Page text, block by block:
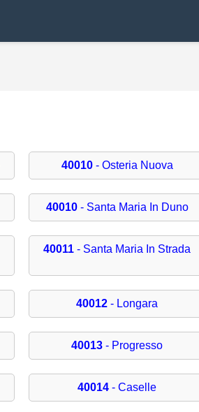
40010- Osteria Nuova
40010- Santa Maria In Duno
40011 - Santa Maria In Strada
40012 - Longara
40013 - Progresso
40014 - Caselle